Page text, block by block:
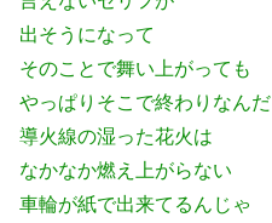
出そうになって
そのことで舞い上がっても
やっぱりそこで終わりなんだ
導火線の湿った花火は
なかなか燃え上がらない
車輪が紙で出来てるんじゃ